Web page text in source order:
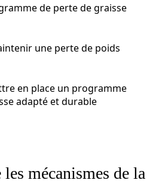
de perte de graisse
une perte de poids
en place un programme
adapté et durable
mécanismes de la